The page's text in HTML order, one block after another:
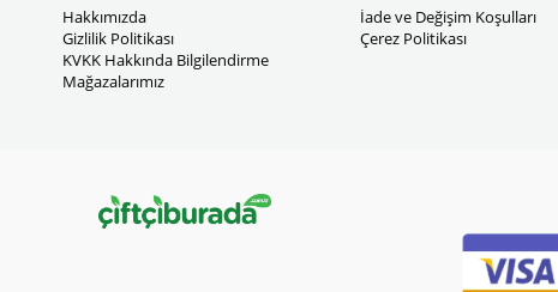
Hakkımızda
Gizlilik Politikası
KVKK Hakkında Bilgilendirme
Mağazalarımız
İade ve Değişim Koşulları
Çerez Politikası